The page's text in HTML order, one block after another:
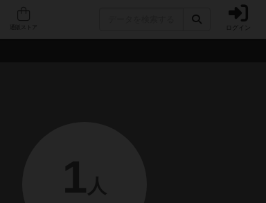
人気ボードゲーム ログイン
1 人